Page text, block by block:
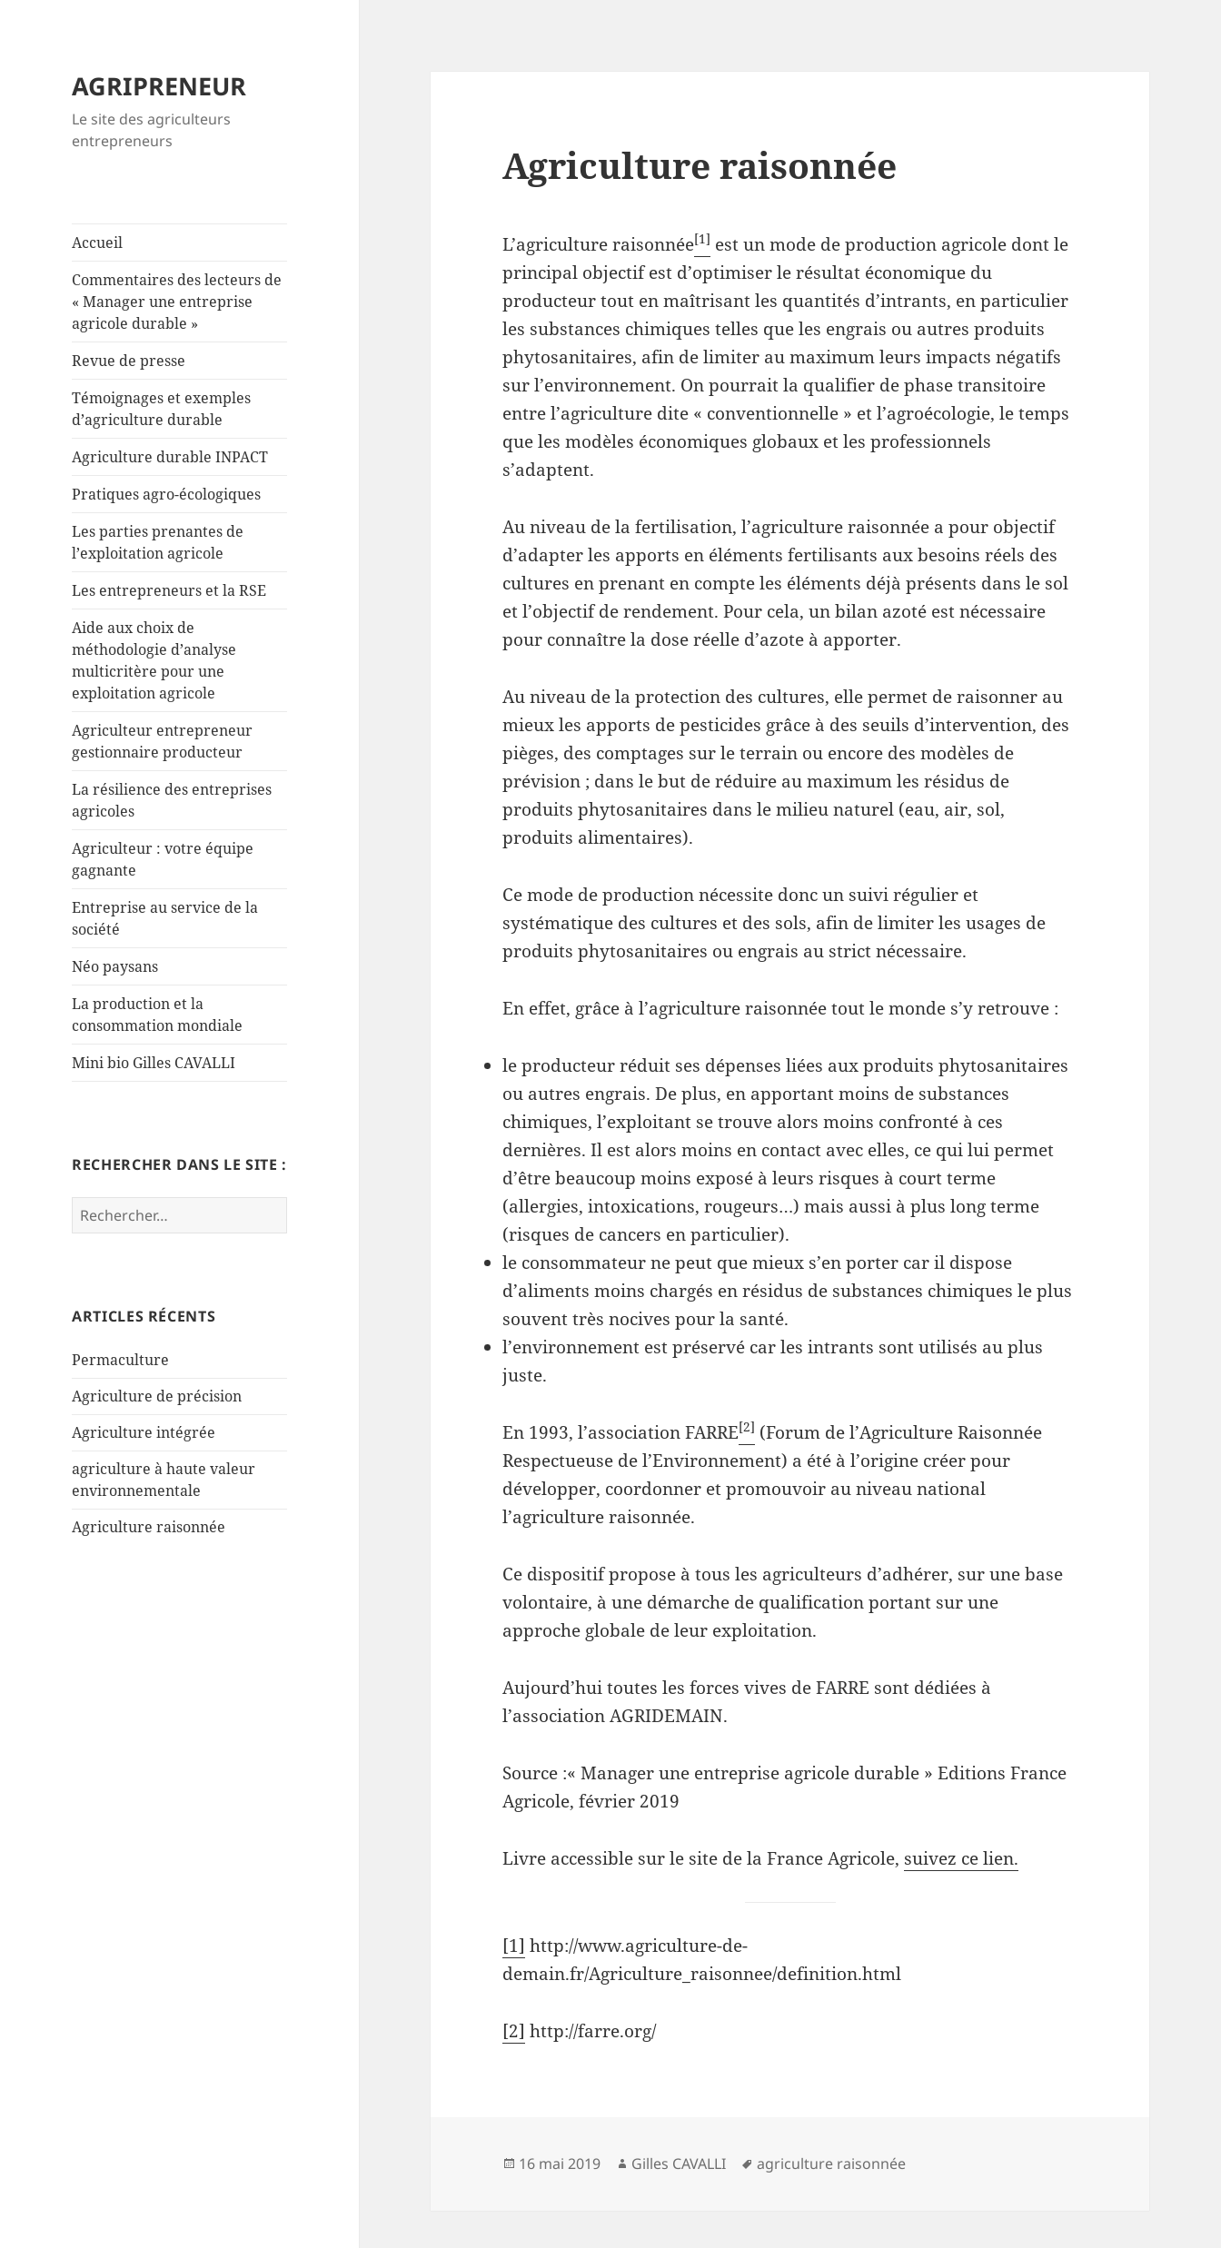
AGRIPRENEUR
Le site des agriculteurs
entrepreneurs
Accueil
Commentaires des lecteurs de
« Manager une entreprise
agricole durable »
Revue de presse
Témoignages et exemples
d’agriculture durable
Agriculture durable INPACT
Pratiques agro-écologiques
Les parties prenantes de
l’exploitation agricole
Les entrepreneurs et la RSE
Aide aux choix de
méthodologie d’analyse
multicritère pour une
exploitation agricole
Agriculteur entrepreneur
gestionnaire producteur
La résilience des entreprises
agricoles
Agriculteur : votre équipe
gagnante
Entreprise au service de la
société
Néo paysans
La production et la
consommation mondiale
Mini bio Gilles CAVALLI
RECHERCHER DANS LE SITE :
Rechercher :
ARTICLES RÉCENTS
Permaculture
Agriculture de précision
Agriculture intégrée
agriculture à haute valeur
environnementale
Agriculture raisonnée
Agriculture raisonnée
L’agriculture raisonnée[1] est un mode de production agricole dont le
principal objectif est d’optimiser le résultat économique du
producteur tout en maîtrisant les quantités d’intrants, en particulier
les substances chimiques telles que les engrais ou autres produits
phytosanitaires, afin de limiter au maximum leurs impacts négatifs
sur l’environnement. On pourrait la qualifier de phase transitoire
entre l’agriculture dite « conventionnelle » et l’agroécologie, le temps
que les modèles économiques globaux et les professionnels
s’adaptent.
Au niveau de la fertilisation, l’agriculture raisonnée a pour objectif
d’adapter les apports en éléments fertilisants aux besoins réels des
cultures en prenant en compte les éléments déjà présents dans le sol
et l’objectif de rendement. Pour cela, un bilan azoté est nécessaire
pour connaître la dose réelle d’azote à apporter.
Au niveau de la protection des cultures, elle permet de raisonner au
mieux les apports de pesticides grâce à des seuils d’intervention, des
pièges, des comptages sur le terrain ou encore des modèles de
prévision ; dans le but de réduire au maximum les résidus de
produits phytosanitaires dans le milieu naturel (eau, air, sol,
produits alimentaires).
Ce mode de production nécessite donc un suivi régulier et
systématique des cultures et des sols, afin de limiter les usages de
produits phytosanitaires ou engrais au strict nécessaire.
En effet, grâce à l’agriculture raisonnée tout le monde s’y retrouve :
le producteur réduit ses dépenses liées aux produits phytosanitaires
ou autres engrais. De plus, en apportant moins de substances
chimiques, l’exploitant se trouve alors moins confronté à ces
dernières. Il est alors moins en contact avec elles, ce qui lui permet
d’être beaucoup moins exposé à leurs risques à court terme
(allergies, intoxications, rougeurs…) mais aussi à plus long terme
(risques de cancers en particulier).
le consommateur ne peut que mieux s’en porter car il dispose
d’aliments moins chargés en résidus de substances chimiques le plus
souvent très nocives pour la santé.
l’environnement est préservé car les intrants sont utilisés au plus
juste.
En 1993, l’association FARRE[2] (Forum de l’Agriculture Raisonnée
Respectueuse de l’Environnement) a été à l’origine créer pour
développer, coordonner et promouvoir au niveau national
l’agriculture raisonnée.
Ce dispositif propose à tous les agriculteurs d’adhérer, sur une base
volontaire, à une démarche de qualification portant sur une
approche globale de leur exploitation.
Aujourd’hui toutes les forces vives de FARRE sont dédiées à
l’association AGRIDEMAIN.
Source :« Manager une entreprise agricole durable » Editions France
Agricole, février 2019
Livre accessible sur le site de la France Agricole, suivez ce lien.
[1] http://www.agriculture-de-
demain.fr/Agriculture_raisonnee/definition.html
[2] http://farre.org/
Publié
16 mai 2019 Auteur
Gilles CAVALLI
Mots-
agriculture raisonnée